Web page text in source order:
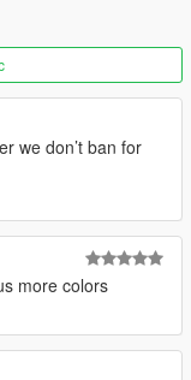
we don’t ban for
more colors